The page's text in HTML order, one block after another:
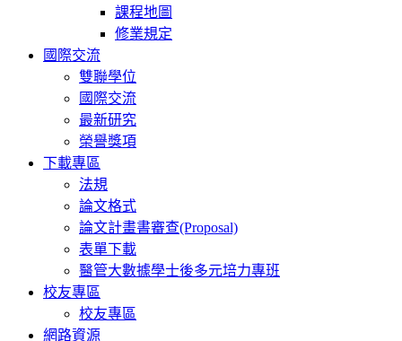
課程地圖
修業規定
國際交流
雙聯學位
國際交流
最新研究
榮譽獎項
下載專區
法規
論文格式
論文計畫書審查(Proposal)
表單下載
醫管大數據學士後多元培力專班
校友專區
校友專區
網路資源